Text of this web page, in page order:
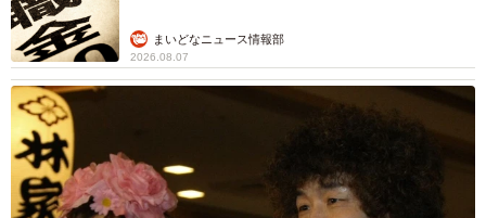
牛乳のお髭に大爆笑の息子さん（提供：@ginmugi0205さん）
まいどなニュース情報部
2026.08.07